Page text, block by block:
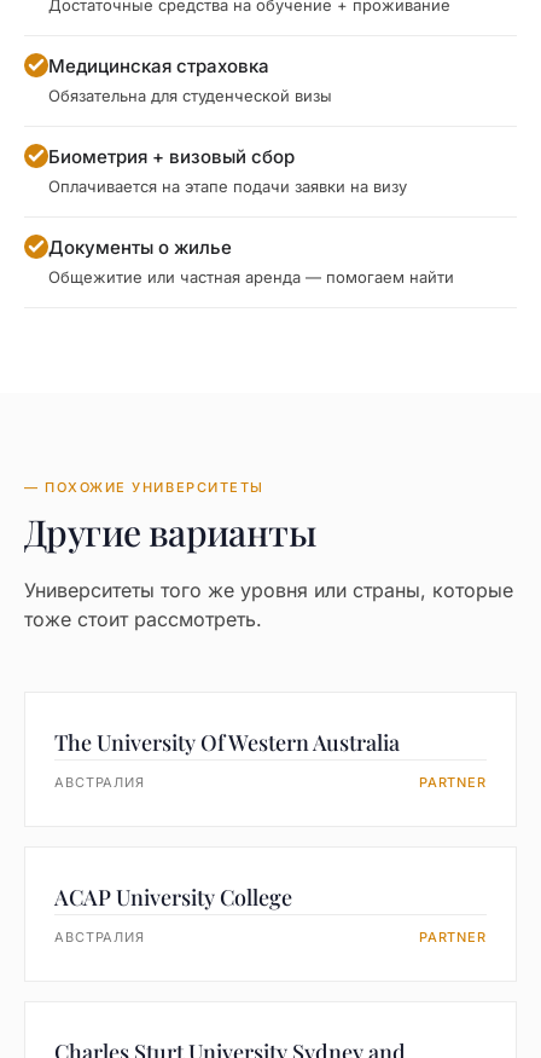
Достаточные средства на обучение + проживание
Медицинская страховка
Обязательна для студенческой визы
Биометрия + визовый сбор
Оплачивается на этапе подачи заявки на визу
Документы о жилье
Общежитие или частная аренда — помогаем найти
— ПОХОЖИЕ УНИВЕРСИТЕТЫ
Другие варианты
Университеты того же уровня или страны, которые
тоже стоит рассмотреть.
The University Of Western Australia
АВСТРАЛИЯ PARTNER
ACAP University College
АВСТРАЛИЯ PARTNER
Charles Sturt University Sydney and